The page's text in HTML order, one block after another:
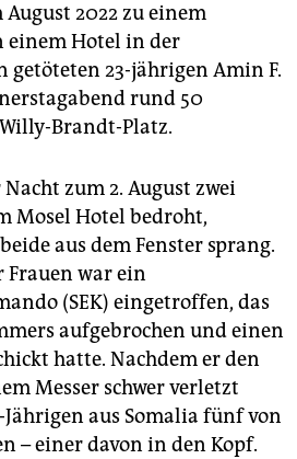
2022 zu einem
einem Hotel in der
getöteten 23-jährigen Amin F.
rund 50
Brandt-Platz.
zum 2. August zwei
Mosel Hotel bedroht,
aus dem Fenster sprang.
war ein
(SEK) eingetroffen, das
aufgebrochen und einen
hatte. Nachdem er den
Messer schwer verletzt
aus Somalia fünf von
– einer davon in den Kopf.